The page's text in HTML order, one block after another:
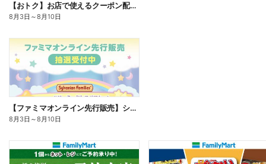
【おトク】お店で使えるクーポン配信中
8月3日 ～8月10日
【ファミマオンライン先行販売】シルバニアファミリー
8月3日 ～8月10日